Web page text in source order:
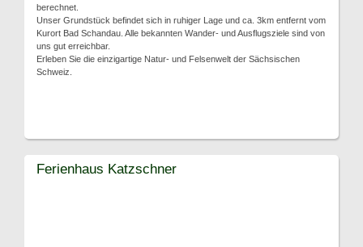
berechnet.
Unser Grundstück befindet sich in ruhiger Lage und ca. 3km entfernt vom
Kurort Bad Schandau. Alle bekannten Wander- und Ausflugsziele sind von
uns gut erreichbar.
Erleben Sie die einzigartige Natur- und Felsenwelt der Sächsischen
Schweiz.
Ferienhaus Katzschner